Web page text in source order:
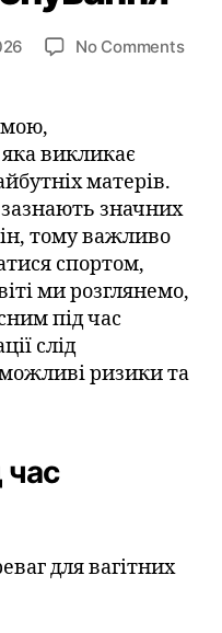
No Comments
яка викликає
матерів.
зазнають значних
тому важливо
спортом,
ми розглянемо,
під час
слід
ризики та
час
для вагітних